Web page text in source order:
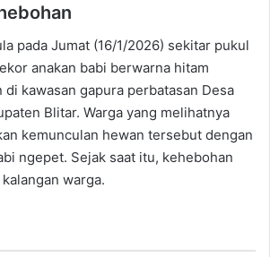
pada Jumat (16/1/2026) sekitar pukul
anakan babi berwarna hitam
kawasan gapura perbatasan Desa
Blitar. Warga yang melihatnya
kemunculan hewan tersebut dengan
ngepet. Sejak saat itu, kehebohan
warga.